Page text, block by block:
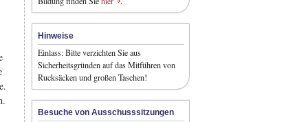
Hinweise
Einlass: Bitte verzichten Sie aus
Sicherheitsgründen auf das Mitführen von
Rucksäcken und großen Taschen!
Besuche von Ausschusssitzungen